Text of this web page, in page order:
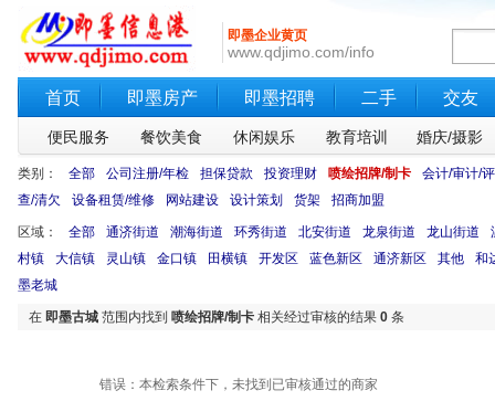
即墨企业黄页
www.qdjimo.com/info
首页 即墨房产 即墨招聘 二手 交友
便民服务 餐饮美食 休闲娱乐 教育培训 婚庆/摄影
类别： 全部 公司注册/年检 担保贷款 投资理财 喷绘招牌/制卡
会计/审计/
查/清欠
设备租赁/维修 网站建设 设计策划 货架 招商加盟
区域： 全部 通济街道 潮海街道 环秀街道 北安街道 龙泉街道 龙山街道
村镇
大信镇 灵山镇 金口镇 田横镇 开发区 蓝色新区 通济新区 其他
和
墨老城
在 即墨古城 范围内找到 喷绘招牌/制卡 相关经过审核的结果 0 条
错误：本检索条件下，未找到已审核通过的商家